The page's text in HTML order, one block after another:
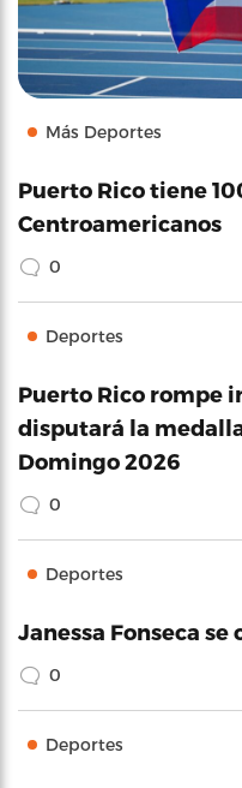
Más Deportes
Puerto Rico tiene
Centroamericanos
0
Deportes
Puerto Rico rompe
disputará la
Domingo 2026
0
Deportes
Janessa Fonseca
0
Deportes